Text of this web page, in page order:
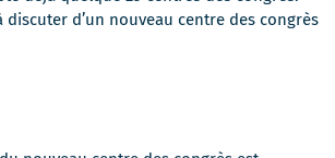
discuter d’un nouveau centre des congrès